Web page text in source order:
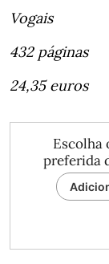
Vogais
432 páginas
24,35 euros
Escolha
preferida